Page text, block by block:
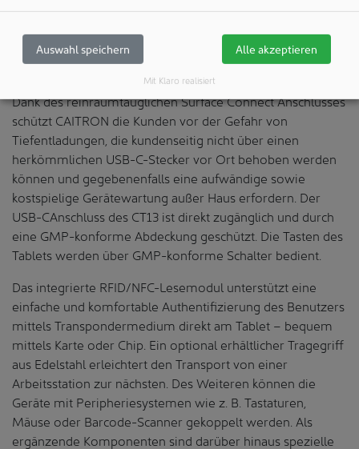
Gerät wird direkt über den Powereingang geladen, so dass
der USB-C-Anschluss auch während des Ladevorgangs
verfügbar bleibt. Das Laden kann entweder über den
Ladeadapter oder eine Ladeschale erfolgen.
Dank des reinraumtauglichen Surface Connect Anschlusses
schützt CAITRON die Kunden vor der Gefahr von
Tiefentladungen, die kundenseitig nicht über einen
herkömmlichen USB-C-Stecker vor Ort behoben werden
können und gegebenenfalls eine aufwändige sowie
kostspielige Gerätewartung außer Haus erfordern. Der
USB-CAnschluss des CT13 ist direkt zugänglich und durch
eine GMP-konforme Abdeckung geschützt. Die Tasten des
Tablets werden über GMP-konforme Schalter bedient.
Das integrierte RFID/NFC-Lesemodul unterstützt eine
einfache und komfortable Authentifizierung des Benutzers
mittels Transpondermedium direkt am Tablet – bequem
mittels Karte oder Chip. Ein optional erhältlicher Tragegriff
aus Edelstahl erleichtert den Transport von einer
Arbeitsstation zur nächsten. Des Weiteren können die
Geräte mit Peripheriesystemen wie z. B. Tastaturen,
Mäuse oder Barcode-Scanner gekoppelt werden. Als
ergänzende Komponenten sind darüber hinaus spezielle
Auswahl speichern Alle akzeptieren
Mit Klaro realisiert